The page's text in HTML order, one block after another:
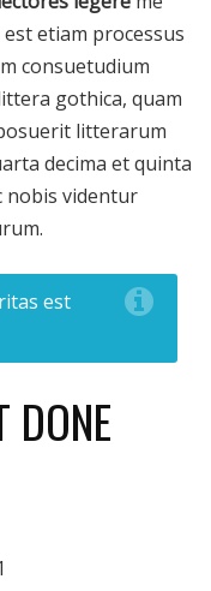
etiam processus
consuetudium
gothica, quam
litterarum
decima et quinta
nobis videntur
est
DONE